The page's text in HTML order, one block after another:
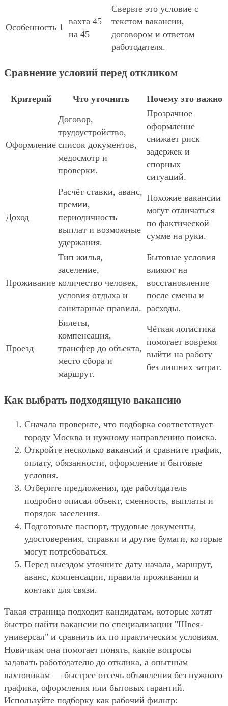
Особенность 1
вахта 45
на 45
Сверьте это условие с
текстом вакансии,
договором и ответом
работодателя.
Сравнение условий перед откликом
Критерий Что уточнить Почему это важно
Оформление
Договор,
трудоустройство,
список документов,
медосмотр и
проверки.
Прозрачное
оформление
снижает риск
задержек и
спорных
ситуаций.
Доход
Расчёт ставки, аванс,
премии,
периодичность
выплат и возможные
удержания.
Похожие вакансии
могут отличаться
по фактической
сумме на руки.
Проживание
Тип жилья,
заселение,
количество человек,
условия отдыха и
санитарные правила.
Бытовые условия
влияют на
восстановление
после смены и
расходы.
Проезд
Билеты,
компенсация,
трансфер до объекта,
место сбора и
маршрут.
Чёткая логистика
помогает вовремя
выйти на работу
без лишних затрат.
Как выбрать подходящую вакансию
Сначала проверьте, что подборка соответствует
городу Москва и нужному направлению поиска.
Откройте несколько вакансий и сравните график,
оплату, обязанности, оформление и бытовые
условия.
Отберите предложения, где работодатель
подробно описал объект, сменность, выплаты и
порядок заселения.
Подготовьте паспорт, трудовые документы,
удостоверения, справки и другие бумаги, которые
могут потребоваться.
Перед выездом уточните дату начала, маршрут,
аванс, компенсации, правила проживания и
контакт для связи.
Такая страница подходит кандидатам, которые хотят
быстро найти вакансии по специализации "Швея-
универсал" и сравнить их по практическим условиям.
Новичкам она помогает понять, какие вопросы
задавать работодателю до отклика, а опытным
вахтовикам — быстрее отсечь объявления без нужного
графика, оформления или бытовых гарантий.
Используйте подборку как рабочий фильтр: